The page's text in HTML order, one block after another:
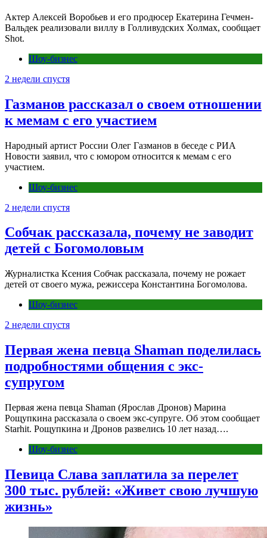
Актер Алексей Воробьев и его продюсер Екатерина Гечмен-
Вальдек реализовали виллу в Голливудских Холмах, сообщает
Shot.
Шоу-бизнес
2 недели спустя
Газманов рассказал о своем отношении
к мемам с его участием
Народный артист России Олег Газманов в беседе с РИА
Новости заявил, что с юмором относится к мемам с его
участием.
Шоу-бизнес
2 недели спустя
Собчак рассказала, почему не заводит
детей с Богомоловым
Журналистка Ксения Собчак рассказала, почему не рожает
детей от своего мужа, режиссера Константина Богомолова.
Шоу-бизнес
2 недели спустя
Первая жена певца Shaman поделилась
подробностями общения с экс-
супругом
Первая жена певца Shaman (Ярослав Дронов) Марина
Рощупкина рассказала о своем экс-супруге. Об этом сообщает
Starhit. Рощупкина и Дронов развелись 10 лет назад….
Шоу-бизнес
Певица Слава заплатила за перелет
300 тыс. рублей: «Живет свою лучшую
жизнь»